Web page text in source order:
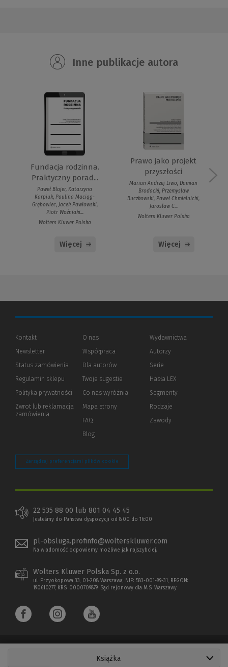
Książka
Inne publikacje autora
Fundacja rodzinna.
Praktyczny porad...
Paweł Blajer, Katarzyna
Karpiuk, Paulina Maciąg-
Grębowiec, Jacek Pawłowski,
Piotr Woźniaki...
Wolters Kluwer Polska
Więcej
Prawo jako projekt
przyszłości
Marian Andrzej Liwo, Damian
Brodacki, Przemysław
Buczkowski, Paweł Chmielnicki,
Jarosław C...
Wolters Kluwer Polska
Więcej
Kontakt
Newsletter
Status zamówienia
Regulamin sklepu
Polityka prywatności (Nowe
(Link
innej
Zwrot lub reklamacja
zamówienia
O nas
Współpraca
Dla autorów(Nowe
(Link
innej
Twoje sugestie
Co nas wyróżnia
Mapa strony
FAQ
Blog
Wydawnictwa
Autorzy
Serie
Hasła LEX
Segmenty
Rodzaje
Zawody
Zarządzaj preferencjami plików cookie
22 535 88 00 lub 801 04 45 45
Jesteśmy do Państwa dyspozycji od 8:00 do 16:00
pl-obsluga.profinfo@wolterskluwer.com
Na wiadomość odpowiemy możliwe jak najszybciej.
Wolters Kluwer Polska Sp. z o.o.
ul. Przyokopowa 33, 01-208 Warszawa; NIP: 583-001-89-31, REGON:
190610277, KRS: 0000709879, Sąd rejonowy dla M.S. Warszawy